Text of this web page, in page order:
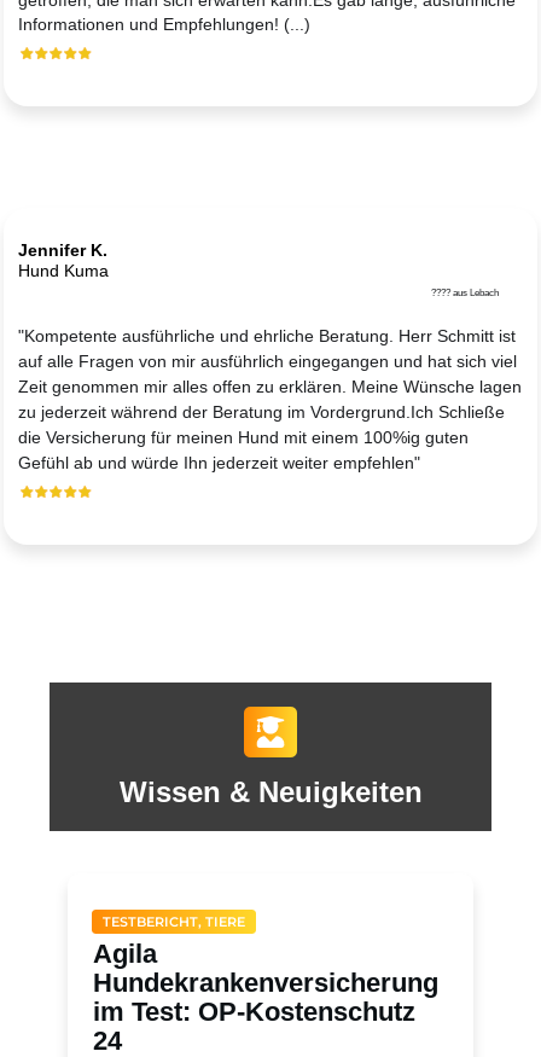
Informationen und Empfehlungen! (...)
Jennifer K.
Hund Kuma
???? aus Lebach
"Kompetente ausführliche und ehrliche Beratung. Herr Schmitt ist
auf alle Fragen von mir ausführlich eingegangen und hat sich viel
Zeit genommen mir alles offen zu erklären. Meine Wünsche lagen
zu jederzeit während der Beratung im Vordergrund.Ich Schließe
die Versicherung für meinen Hund mit einem 100%ig guten
Gefühl ab und würde Ihn jederzeit weiter empfehlen"
Wissen & Neuigkeiten
TESTBERICHT, TIERE
Agila
Hundekrankenversicherung
im Test: OP-Kostenschutz
24